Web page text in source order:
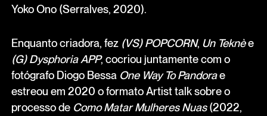
Yoko Ono (Serralves, 2020).
Enquanto criadora, fez (VS) POPCORN, Un Teknèe
(G) Dysphoria APP, cocriou juntamente com o
fotógrafo Diogo Bessa One Way To Pandorae
estreou em 2020 o formato Artist talk sobre o
processo de Como Matar Mulheres Nuas(2022,